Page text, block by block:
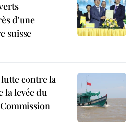
d'une
suisse
contre la
la levée du